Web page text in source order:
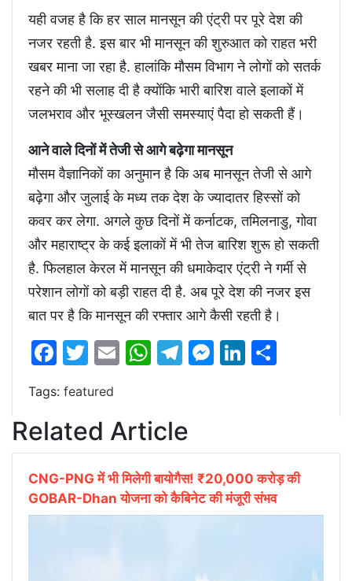
यही वजह है कि हर साल मानसून की एंट्री पर पूरे देश की
नजर रहती है. इस बार भी मानसून की शुरुआत को राहत भरी
खबर माना जा रहा है. हालांकि मौसम विभाग ने लोगों को सतर्क
रहने की भी सलाह दी है क्योंकि भारी बारिश वाले इलाकों में
जलभराव और भूस्खलन जैसी समस्याएं पैदा हो सकती हैं।
आने वाले दिनों में तेजी से आगे बढ़ेगा मानसून
मौसम वैज्ञानिकों का अनुमान है कि अब मानसून तेजी से आगे
बढ़ेगा और जुलाई के मध्य तक देश के ज्यादातर हिस्सों को
कवर कर लेगा. अगले कुछ दिनों में कर्नाटक, तमिलनाडु, गोवा
और महाराष्ट्र के कई इलाकों में भी तेज बारिश शुरू हो सकती
है. फिलहाल केरल में मानसून की धमाकेदार एंट्री ने गर्मी से
परेशान लोगों को बड़ी राहत दी है. अब पूरे देश की नजर इस
बात पर है कि मानसून की रफ्तार आगे कैसी रहती है।
Facebook
Twitter
EmailWhatsApp
Telegram
Messenger
LinkedIn
Tags: featured
Related Article
CNG-PNG में भी मिलेगी बायोगैस! ₹20,000 करोड़ की
GOBAR-Dhan योजना को कैबिनेट की मंजूरी संभव